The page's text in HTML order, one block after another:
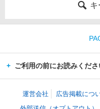
キ
ご利用の前にお読みくださ
運営会社 広告掲載につ